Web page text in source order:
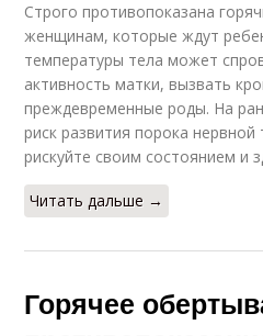
Строго противопоказана
женщинам, которые ждут
температуры тела может
активность матки, вызвать
преждевременные роды. На
риск развития порока нервной
рискуйте своим состоянием и
Читать дальше →
Горячее